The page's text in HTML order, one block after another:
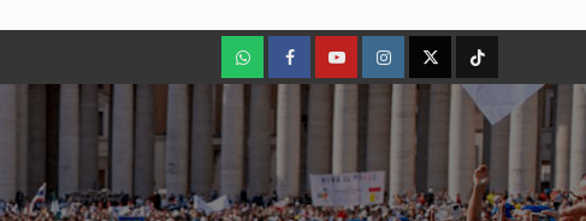
WhatsAppFacebookYoutubeInstagram
X TikTok